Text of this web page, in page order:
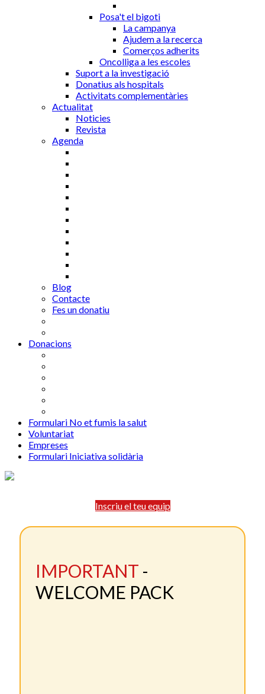
Posa't el bigoti
La campanya
Ajudem a la recerca
Comerços adherits
Oncolliga a les escoles
Suport a la investigació
Donatius als hospitals
Activitats complementàries
Actualitat
Noticies
Revista
Agenda
Blog
Contacte
Fes un donatiu
Donacions
Formulari No et fumis la salut
Voluntariat
Empreses
Formulari Iniciativa solidària
Inscriu el teu equip
IMPORTANT -
WELCOME PACK